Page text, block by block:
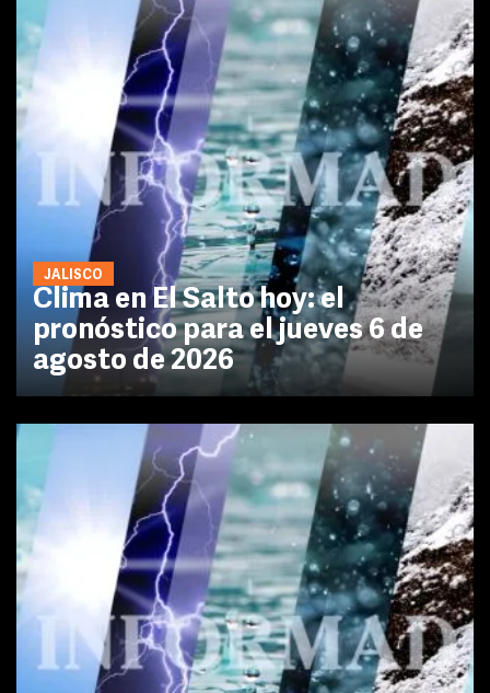
JALISCO
Clima en El Salto hoy: el
pronóstico para el jueves 6 de
agosto de 2026